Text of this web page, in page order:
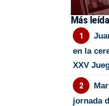
Más
en la
XXV
jornada